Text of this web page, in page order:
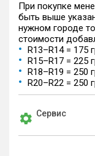
При покупке
быть выше
нужном городе
стоимости
R13–R14 = 175
R15–R17 = 225
R18–R19 = 250
R20–R22 = 250
Сервис